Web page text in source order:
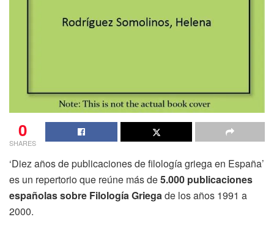
0
SHARES
‘Diez años de publicaciones de filología griega en España’
es un repertorio que reúne más de5.000 publicaciones
españolas sobre Filología Griegade los años 1991 a
2000.